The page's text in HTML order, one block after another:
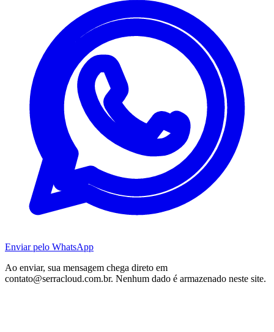
Enviar pelo WhatsApp
Ao enviar, sua mensagem chega direto em
contato@serracloud.com.br. Nenhum dado é armazenado neste site.